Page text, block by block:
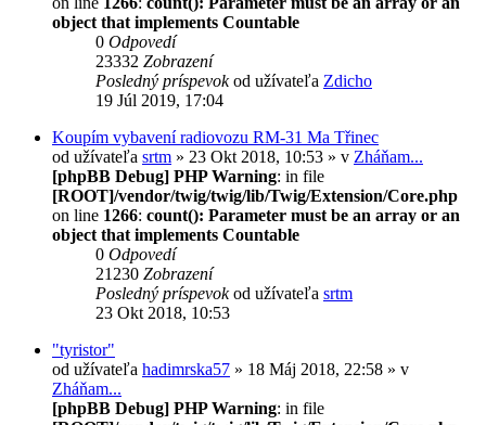
object that implements Countable
0 Odpovedí
23332 Zobrazení
Posledný príspevokod užívateľa Zdicho
19 Júl 2019, 17:04
Koupím vybavení radiovozu RM-31 Ma Třinec
od užívateľa srtm » 23 Okt 2018, 10:53 » v Zháňam...
[phpBB Debug] PHP Warning: in file
[ROOT]/vendor/twig/twig/lib/Twig/Extension/Core.php
on line 1266: count(): Parameter must be an array or an
object that implements Countable
0 Odpovedí
21230 Zobrazení
Posledný príspevokod užívateľa srtm
23 Okt 2018, 10:53
"tyristor"
od užívateľa hadimrska57 » 18 Máj 2018, 22:58 » v
Zháňam...
[phpBB Debug] PHP Warning: in file